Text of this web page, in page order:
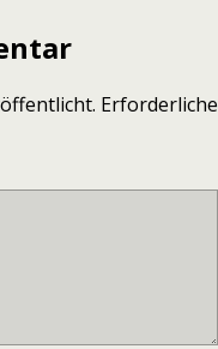
Erforderliche